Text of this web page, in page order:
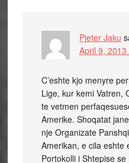
Pjeter Jaku
April 9,
C’eshte kjo menyre
Lige, kur kemi Vatren,
te vetmen
Amerike. Shoqatat
nje Organizate
Amerikan, e cila eshte
Portokolli i Shtepise